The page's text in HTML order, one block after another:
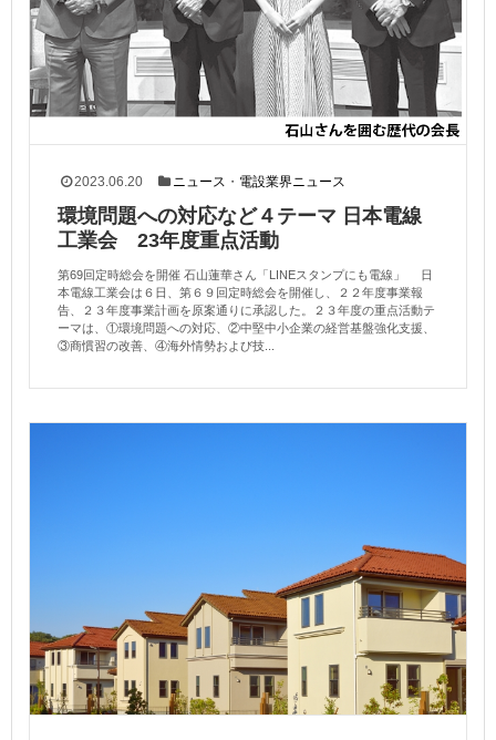
2023.06.20 ニュース ・ 電設業界ニュース
環境問題への対応など４テーマ 日本電線
工業会 23年度重点活動
第69回定時総会を開催 石山蓮華さん「LINEスタンプにも電線」 日
本電線工業会は６日、第６９回定時総会を開催し、２２年度事業報
告、２３年度事業計画を原案通りに承認した。２３年度の重点活動テ
ーマは、①環境問題への対応、②中堅中小企業の経営基盤強化支援、
③商慣習の改善、④海外情勢および技...